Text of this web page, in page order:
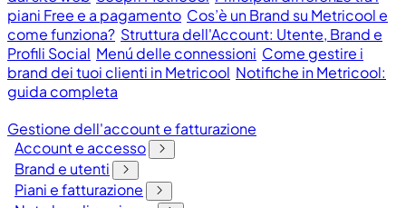
piani Free e a pagamento Cos’è un Brand su Metricool e
come funziona? Struttura dell'Account: Utente, Brand e
Profili Social Menú delle connessioni Come gestire i
brand dei tuoi clienti in Metricool Notifiche in Metricool:
guida completa
Gestione dell'account e fatturazione
Account e accesso
Brand e utenti
Piani e fatturazione